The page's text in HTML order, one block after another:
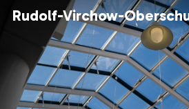
Skip
content
Rudolf-Virchow-